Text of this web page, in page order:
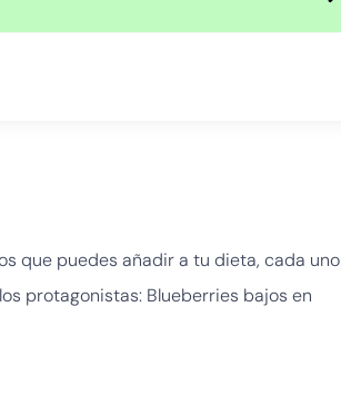
que puedes añadir a tu dieta, cada uno
protagonistas: Blueberries bajos en